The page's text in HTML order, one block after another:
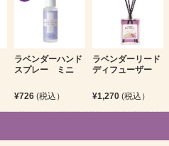
ラベンダーハンド
スプレー ミニ
¥726 (税込）
ラベンダーリード
ディフューザー
¥1,270 (税込）